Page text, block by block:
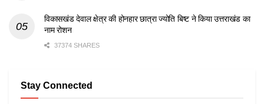
विकासखंड देवाल क्षेत्र की होनहार छात्रा ज्योति बिष्ट ने किया उत्तराखंड का
नाम रोशन
37374 SHARES
Stay Connected